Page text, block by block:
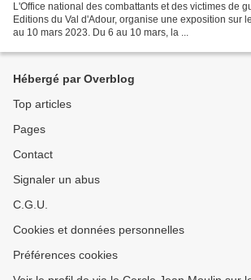
L'Office national des combattants et des victimes de
Editions du Val d'Adour, organise une exposition sur
au 10 mars 2023. Du 6 au 10 mars, la ...
Hébergé par Overblog
Top articles
Pages
Contact
Signaler un abus
C.G.U.
Cookies et données personnelles
Préférences cookies